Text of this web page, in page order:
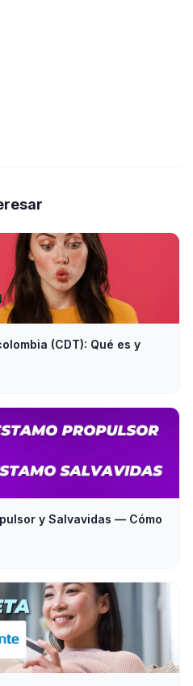
(CDT): Qué es y
y Salvavidas — Cómo